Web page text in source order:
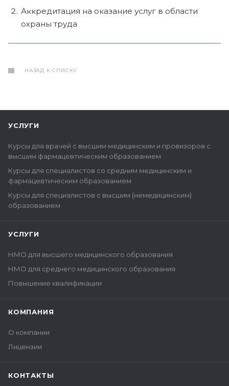
Аккредитация на оказание услуг в области
охраны труда
НАЗАД К СПИСКУ
УСЛУГИ
Курсы для врачей с высшим медицинским и провизоров с
высшим фармацевтическим образованием
Курсы для специалистов со средним медицинским и
фармацевтическим образованием
Курсы для специалистов с высшим (немедицинским)
образованием
УСЛУГИ
НМО для высшего медицинского образования
НМО для среднего медицинского образования
Повышение квалификации
КОМПАНИЯ
О компании
Лицензии
КОНТАКТЫ